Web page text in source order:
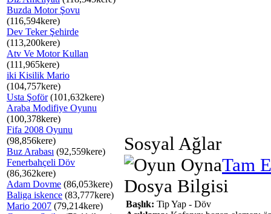
Buzda Motor Şovu
(116,594kere)
Dev Teker Şehirde
(113,200kere)
Atv Ve Motor Kullan
(111,965kere)
iki Kisilik Mario
(104,757kere)
Usta Şoför(101,632kere)
Araba Modifiye Oyunu
(100,378kere)
Fifa 2008 Oyunu
(98,856kere)
Buz Arabası (92,559kere)
Fenerbahçeli Döv
(86,362kere)
Adam Dovme (86,053kere)
Baliga iskence (83,777kere)
Mario 2007 (79,214kere)
Sosyal Ağlar
Tam
Dosya Bilgisi
Başlık: Tip Yap - Döv